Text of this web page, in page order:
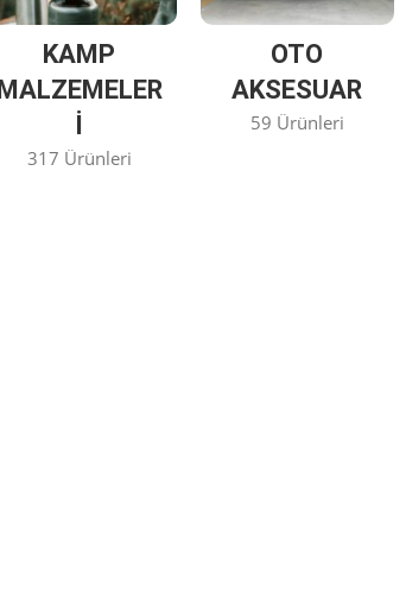
KAMP
MALZEMELER
317 Ürünleri
OTO
AKSESUAR
59 Ürünleri